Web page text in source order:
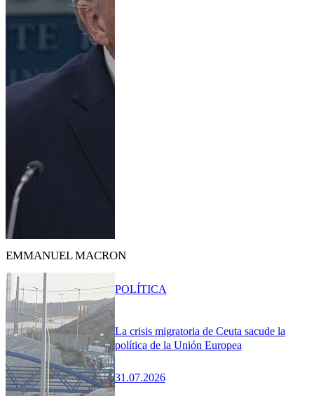
EMMANUEL MACRON
La crisis migratoria de Ceuta sacude la
política de la Unión Europea
31.07.2026
POLÍTICA